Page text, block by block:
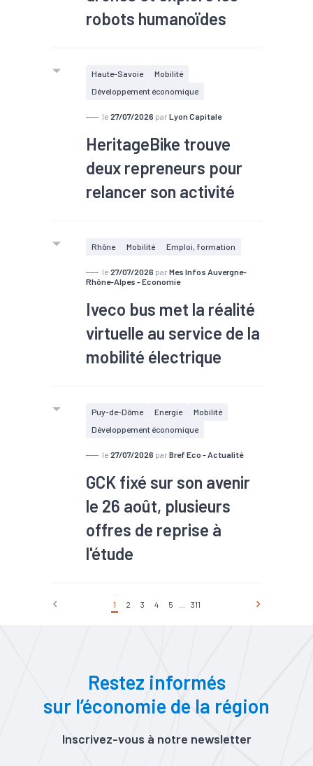
robots humanoïdes
À Beynost, l’équipementier
fêter ses 90 ans. Un anniversaire mais
aussi un symbole pour cette
entreprise familiale qui se cherche
aujourd’hui de nouveaux relais de
croissance du côté des petits
Haute-Savoie
Mobilité
Développement économique
le 27/07/2026 par Lyon Capitale
HeritageBike trouve
deux repreneurs pour
relancer son activité
Rhône Mobilité Emploi, formation
le 27/07/2026 par Mes Infos Auvergne-
Rhône-Alpes - Economie
Iveco bus met la réalité
virtuelle au service de la
mobilité électrique
Puy-de-Dôme Energie
Mobilité
Développement économique
le 27/07/2026 par Bref Eco - Actualité
GCK fixé sur son avenir
le 26 août, plusieurs
offres de reprise à
l'étude
1 2 3 4 5 311
Restez informés
sur l’économie de la région
Inscrivez-vous à notre newsletter